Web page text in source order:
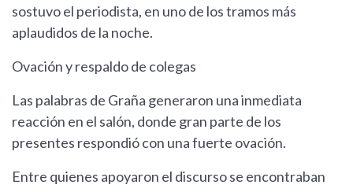
sostuvo el periodista, en uno de los tramos más
aplaudidos de la noche.
Ovación y respaldo de colegas
Las palabras de Graña generaron una inmediata
reacción en el salón, donde gran parte de los
presentes respondió con una fuerte ovación.
Entre quienes apoyaron el discurso se encontraban